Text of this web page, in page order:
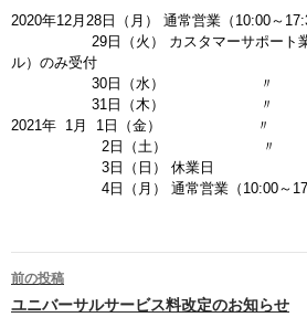
2020年12月28日（月） 通常営業（10:00～
29日（火） カスタマーサポート
ル）のみ受付
30日（水） 〃
31日（木） 〃
2021年 1月 1日（金） 〃
2日（土） 〃
3日（日） 休業日
4日（月） 通常営業（10:00～
投稿ナビゲーション
前の投稿
ユニバーサルサービス料改定のお知らせ